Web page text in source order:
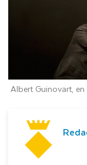
Albert Guinovart,